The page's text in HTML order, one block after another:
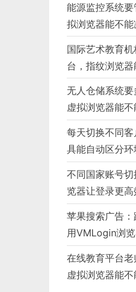
能源监控系统
拟浏览器能不能
国际艺术教育
台，指纹浏览
无人仓储系统要
虚拟浏览器能
每天切换不同
具能自动区分环
不同国家账号
览器让登录更高
苹果搜索广告
用VMLogin浏
在线教育平台老
虚拟浏览器能